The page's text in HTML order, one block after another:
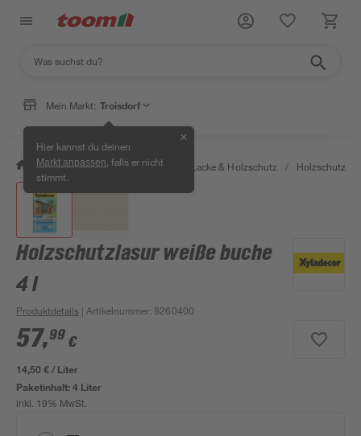
Mein Markt: Troisdorf
Hier kannst du deinen
Markt anpassen , falls er nicht
stimmt.
✕
/ Bauen & Renovieren / Farben, Lacke & Holzschutz / Holzschutz &
Holzschutzlasur weiße buche
4 l
Produktdetails | Artikelnummer: 8260400
57,99 €
14,50 € / Liter
Paketinhalt:4 Liter
inkl. 19% MwSt.